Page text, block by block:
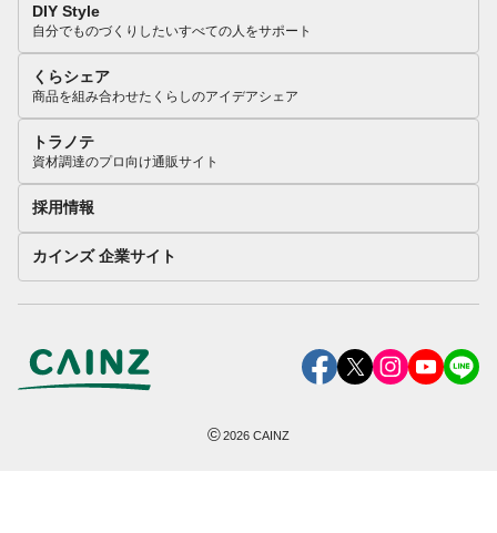
DIY Style
自分でものづくりしたいすべての人をサポート
くらシェア
商品を組み合わせたくらしのアイデアシェア
トラノテ
資材調達のプロ向け通販サイト
採用情報
カインズ 企業サイト
©2026 CAINZ